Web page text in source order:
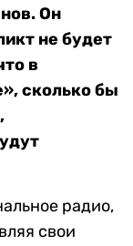
Он
не будет
в
сколько бы
радио,
свои